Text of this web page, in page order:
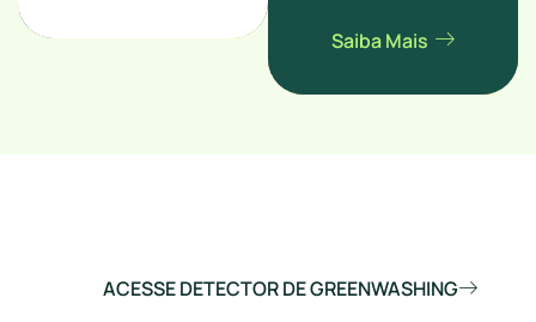
Saiba Mais
ACESSE DETECTOR DE GREENWASHING